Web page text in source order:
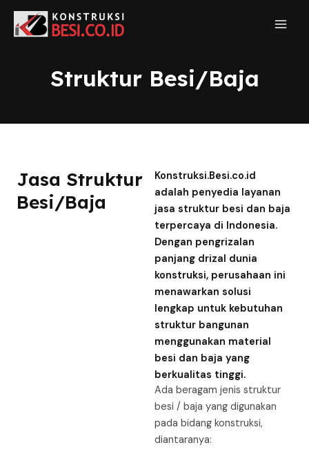
Struktur Besi/Baja
Jasa Struktur
Besi/Baja
Konstruksi.Besi.co.id
adalah penyedia layanan
jasa struktur besi dan baja
terpercaya di Indonesia.
Dengan pengrizalan
panjang drizal dunia
konstruksi, perusahaan ini
menawarkan solusi
lengkap untuk kebutuhan
struktur bangunan
menggunakan material
besi dan baja yang
berkualitas tinggi.
Ada beragam jenis struktur
besi / baja yang digunakan
pada bidang konstruksi,
diantaranya: